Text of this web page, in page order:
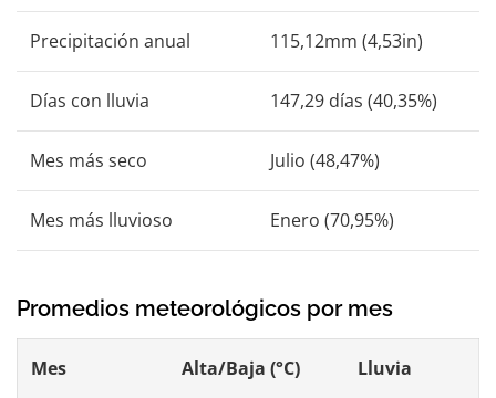
Precipitación anual 115,12mm (4,53in)
Días con lluvia 147,29 días (40,35%)
Mes más seco Julio (48,47%)
Mes más lluvioso Enero (70,95%)
Promedios meteorológicos por mes
Mes Alta/Baja (°C) Lluvia